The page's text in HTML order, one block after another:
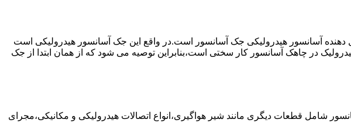
دهنده آسانسور هیدرولیکی جک آسانسور است.در واقع این جک آسانسور هیدرولیکی است
در چاهک آسانسور کار سختی است،بنابراین توصیه می شود که از همان ابتدا از جک
شامل قطعات دیگری مانند شیر هواگیری،انواع اتصالات هیدرولیکی و مکانیکی،مجرای